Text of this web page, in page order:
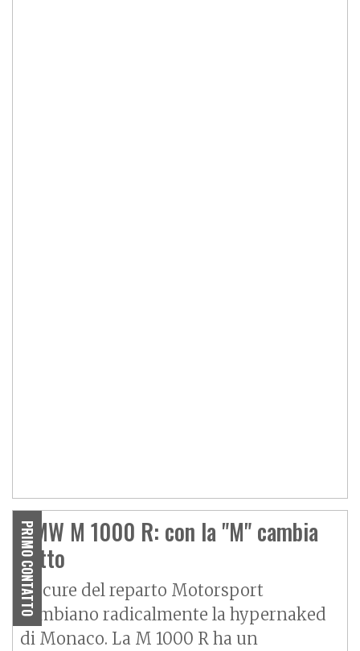
PRIMO CONTATTO
BMW M 1000 R: con la "M" cambia
tutto
Le cure del reparto Motorsport
cambiano radicalmente la hypernaked
di Monaco. La M 1000 R ha un